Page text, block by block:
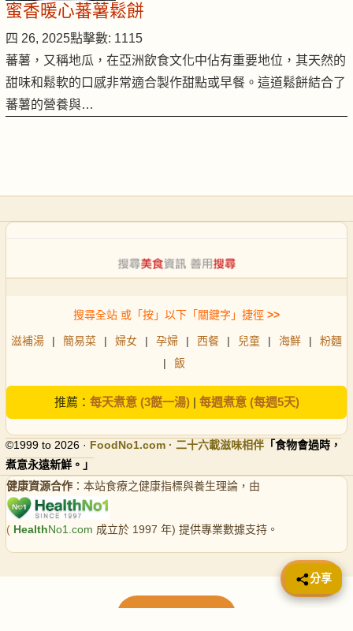
蜜香暖心蕃薯鬆餅
四 26, 2025點擊數: 1115
蕃薯，又稱地瓜，在亞洲飲食文化中佔有重要地位，其天然的
甜味和鬆軟的口感非常適合製作甜點或早餐。這道鬆餅結合了
蕃薯的營養與…
搜尋全站 或「按」以下「關鍵字」捷徑 >>
滋補湯 | 簡易菜 | 婦女 | 孕婦 | 西餐 | 兒童 | 海鮮 |
粉麵
|
飯
推薦： 每天煮意 (3餸一湯)| 每週煮意 (每週5天)
©1999 to 2026 · FoodNo1.com · 二十六載滋味相伴 「食物會過時，
煮意永遠新鮮。」
健康資源合作 ：本站食療之健康指標與養生理論，由
( HealthNo1.com 成立於 1997 年) 提供專業數據支持。
📤 分享
分享